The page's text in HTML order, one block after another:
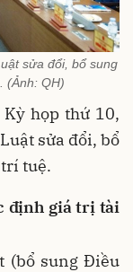
sửa đổi, bổ sung
(Ảnh: QH)
họp thứ 10,
sửa đổi, bổ
tuệ.
định giá trị tài
(bổ sung Điều